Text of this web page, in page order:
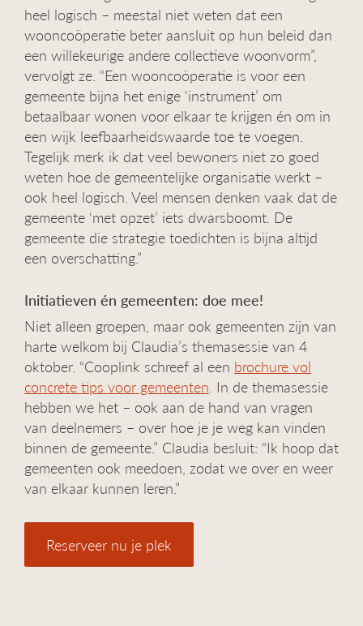
heel logisch – meestal niet weten dat een
wooncoöperatie beter aansluit op hun beleid dan
een willekeurige andere collectieve woonvorm”,
vervolgt ze. “Een wooncoöperatie is voor een
gemeente bijna het enige ‘instrument’ om
betaalbaar wonen voor elkaar te krijgen én om in
een wijk leefbaarheidswaarde toe te voegen.
Tegelijk merk ik dat veel bewoners niet zo goed
weten hoe de gemeentelijke organisatie werkt –
ook heel logisch. Veel mensen denken vaak dat de
gemeente ‘met opzet’ iets dwarsboomt. De
gemeente die strategie toedichten is bijna altijd
een overschatting.”
Initiatieven én gemeenten: doe mee!
Niet alleen groepen, maar ook gemeenten zijn van
harte welkom bij Claudia’s themasessie van 4
oktober. “Cooplink schreef al een brochure vol
concrete tips voor gemeenten. In de themasessie
hebben we het – ook aan de hand van vragen
van deelnemers – over hoe je je weg kan vinden
binnen de gemeente.” Claudia besluit: “Ik hoop dat
gemeenten ook meedoen, zodat we over en weer
van elkaar kunnen leren.”
Reserveer nu je plek